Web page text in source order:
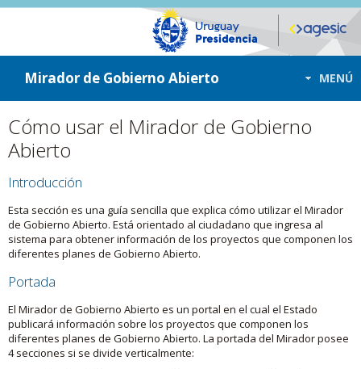
ir a contenido
ir al menú
Mirador de Gobierno Abierto MENÚ
Cómo usar el Mirador de Gobierno
Abierto
Introducción
Esta sección es una guía sencilla que explica cómo utilizar el Mirador
de Gobierno Abierto. Está orientado al ciudadano que ingresa al
sistema para obtener información de los proyectos que componen los
diferentes planes de Gobierno Abierto.
Portada
El Mirador de Gobierno Abierto es un portal en el cual el Estado
publicará información sobre los proyectos que componen los
diferentes planes de Gobierno Abierto. La portada del Mirador posee
4 secciones si se divide verticalmente: